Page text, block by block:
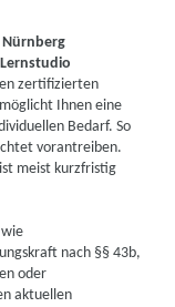
Nürnberg
Lernstudio
zertifizierten
Ihnen eine
Bedarf. So
vorantreiben.
meist kurzfristig
wie
nach §§ 43b,
oder
aktuellen